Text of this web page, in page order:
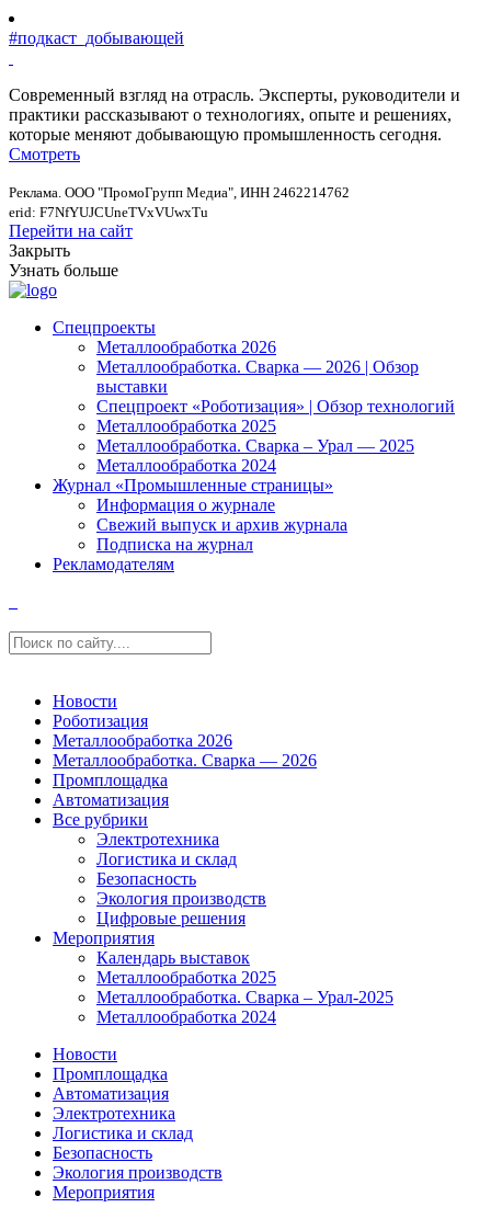
#подкаст_добывающей
Современный взгляд на отрасль. Эксперты, руководители и
практики рассказывают о технологиях, опыте и решениях,
которые меняют добывающую промышленность сегодня.
Смотреть
Реклама. ООО "ПромоГрупп Медиа", ИНН 2462214762
erid: F7NfYUJCUneTVxVUwxTu
Перейти на сайт
Закрыть
Узнать больше
Спецпроекты
Металлообработка 2026
Металлообработка. Сварка — 2026 | Обзор
выставки
Спецпроект «Роботизация» | Обзор технологий
Металлообработка 2025
Металлообработка. Сварка – Урал — 2025
Металлообработка 2024
Журнал «Промышленные страницы»
Информация о журнале
Свежий выпуск и архив журнала
Подписка на журнал
Рекламодателям
Новости
Роботизация
Металлообработка 2026
Металлообработка. Сварка — 2026
Промплощадка
Автоматизация
Все рубрики
Электротехника
Логистика и склад
Безопасность
Экология производств
Цифровые решения
Мероприятия
Календарь выставок
Металлообработка 2025
Металлообработка. Сварка – Урал-2025
Металлообработка 2024
Новости
Промплощадка
Автоматизация
Электротехника
Логистика и склад
Безопасность
Экология производств
Мероприятия